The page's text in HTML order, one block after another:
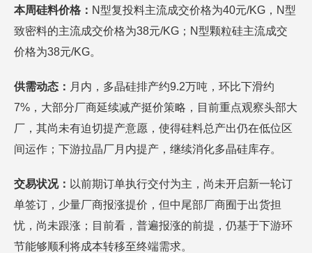
本周硅料价格： N型复投料主流成交价格为40元/KG，N型
致密料的主流成交价格为38元/KG；N型颗粒硅主流成交
价格为38元/KG。
供需动态： 月内，多晶硅排产约9.2万吨，环比下滑约
7%，大部分厂商延续减产挺价策略，目前重点观察头部大
厂，其尚未有迫切提产意愿，使得硅料总产出仍在低位区
间运作；下游拉晶厂月内提产，继续消化多晶硅库存。
交易状况： 以前期订单执行交付为主，尚未开启新一轮订
单签订，少量厂商报涨提价，但中尾部厂商囿于出货担
忧，尚未跟涨；目前看，普遍报涨的前提，仍基于下游环
节能够顺利将成本转移至终端需求。